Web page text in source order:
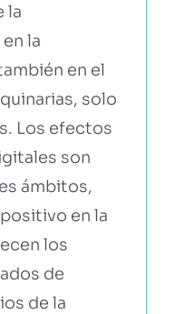
la
la
en el
solo
Los efectos
son
ámbitos,
en la
los
de
de la